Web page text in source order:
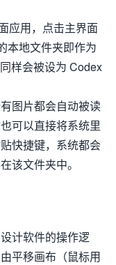
应用，点击主界面
本地文件夹即作为
样会被设为 Codex
图片都会自动被读
可以直接将系统里
快捷键，系统都会
该文件夹中。
计软件的操作逻
平移画布（鼠标用